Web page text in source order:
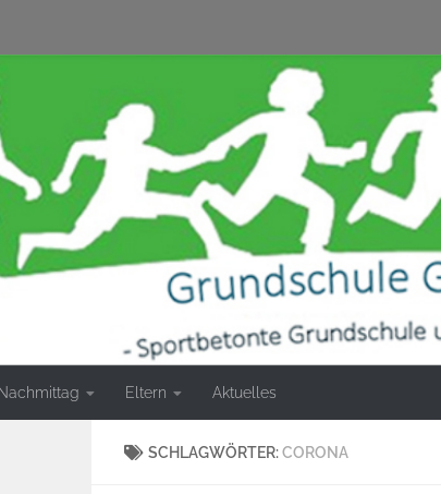
Eltern Aktuelles
SCHLAGWÖRTER:CORONA